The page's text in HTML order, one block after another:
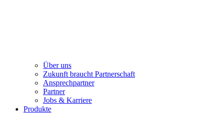
Über uns
Zukunft braucht Partnerschaft
Ansprechpartner
Partner
Jobs & Karriere
Produkte